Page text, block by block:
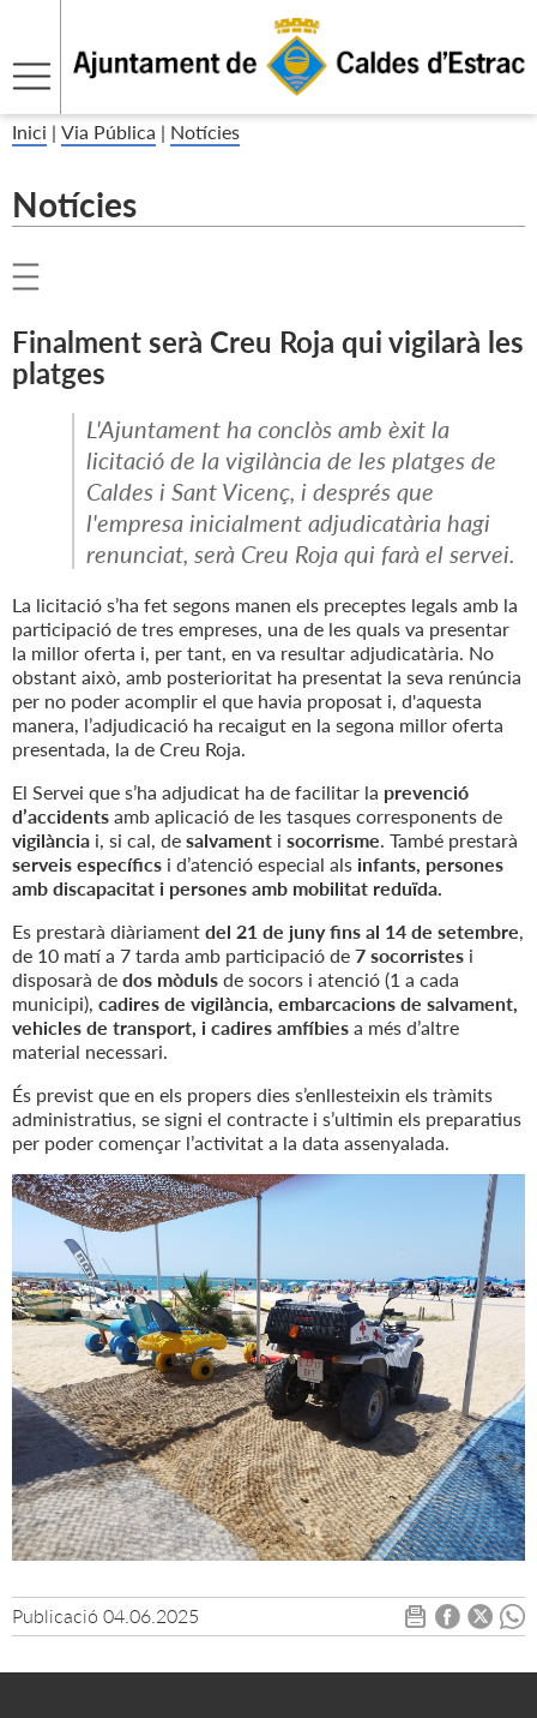
Inici | Via Pública | Notícies
Notícies
Finalment serà Creu Roja qui vigilarà les
platges
L'Ajuntament ha conclòs amb èxit la
licitació de la vigilància de les platges de
Caldes i Sant Vicenç, i després que
l'empresa inicialment adjudicatària hagi
renunciat, serà Creu Roja qui farà el servei.
La licitació s’ha fet segons manen els preceptes legals amb la
participació de tres empreses, una de les quals va presentar
la millor oferta i, per tant, en va resultar adjudicatària. No
obstant això, amb posterioritat ha presentat la seva renúncia
per no poder acomplir el que havia proposat i, d'aquesta
manera, l’adjudicació ha recaigut en la segona millor oferta
presentada, la de Creu Roja.
El Servei que s’ha adjudicat ha de facilitar la prevenció
d’accidents amb aplicació de les tasques corresponents de
vigilància i, si cal, de salvament i socorrisme. També prestarà
serveis específics i d’atenció especial als infants, persones
amb discapacitat i persones amb mobilitat reduïda.
Es prestarà diàriament del 21 de juny fins al 14 de setembre,
de 10 matí a 7 tarda amb participació de 7 socorristes i
disposarà de dos mòduls de socors i atenció (1 a cada
municipi), cadires de vigilància, embarcacions de salvament,
vehicles de transport, i cadires amfíbies a més d’altre
material necessari.
És previst que en els propers dies s’enllesteixin els tràmits
administratius, se signi el contracte i s’ultimin els preparatius
per poder començar l’activitat a la data assenyalada.
Publicació 04.06.2025